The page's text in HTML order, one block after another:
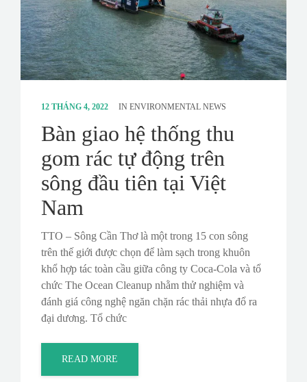
12 THÁNG 4, 2022 IN ENVIRONMENTAL NEWS
Bàn giao hệ thống thu
gom rác tự động trên
sông đầu tiên tại Việt
Nam
TTO – Sông Cần Thơ là một trong 15 con sông
trên thế giới được chọn để làm sạch trong khuôn
khổ hợp tác toàn cầu giữa công ty Coca-Cola và tổ
chức The Ocean Cleanup nhằm thử nghiệm và
đánh giá công nghệ ngăn chặn rác thải nhựa đổ ra
đại dương. Tổ chức
READ MORE